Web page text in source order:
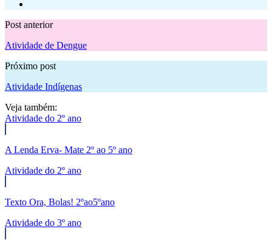
Post anterior
Atividade de Dengue
Próximo post
Atividade Indígenas
Veja também:
Atividade do 2º ano
A Lenda Erva- Mate 2º ao 5º ano
Atividade do 2º ano
Texto Ora, Bolas! 2ºao5ºano
Atividade do 3º ano